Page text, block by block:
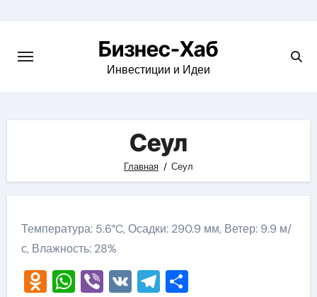
content
Бизнес-Хаб
Инвестиции и Идеи
Сеул
Главная Сеул
Температура: 5.6°C, Осадки: 290.9 мм, Ветер: 9.9 м/
с, Влажность: 28%
Odnoklassniki
WhatsApp
Viber
VKTelegram
Отправить